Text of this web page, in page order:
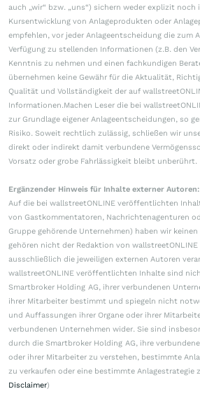
auch „wir“ bzw. „uns“) sichern weder explizit
Kursentwicklung von Anlageprodukten oder
empfehlen, vor jeder Anlageentscheidung die zum
Verfügung zu stellenden Informationen (z.B. den
Kenntnis zu nehmen und einen fachkundigen
übernehmen keine Gewähr für die Aktualität,
Qualität und Vollständigkeit der auf
Informationen.Machen Leser die bei
zur Grundlage eigener Anlageentscheidungen, so
Risiko. Soweit rechtlich zulässig, schließen wir
direkt oder indirekt damit verbundene
Vorsatz oder grobe Fahrlässigkeit bleibt unberührt.
Ergänzender Hinweis für Inhalte externer Autoren:
Auf die bei wallstreetONLINE veröffentlichten
von Gastkommentatoren, Nachrichtenagenturen
Gruppe gehörende Unternehmen) haben wir
gehören nicht der Redaktion von
ausschließlich die jeweiligen externen Autoren
wallstreetONLINE veröffentlichten Inhalte sind
Smartbroker Holding AG, ihrer verbundenen
ihrer Mitarbeiter bestimmt und spiegeln nicht
und Auffassungen ihrer Organe oder ihrer
verbundenen Unternehmen wider. Sie sind
durch die Smartbroker Holding AG, ihre
oder ihrer Mitarbeiter zu verstehen, bestimmte
zu verkaufen oder eine bestimmte Anlagestrategie
Disclaimer)